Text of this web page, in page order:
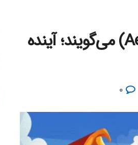
تحلیلگران از پتانسیل رشد ایرودروم (Aerodrom) می‌گویند؛ آینده